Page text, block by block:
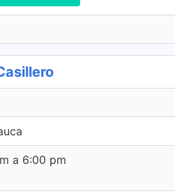
a 6:00 pm